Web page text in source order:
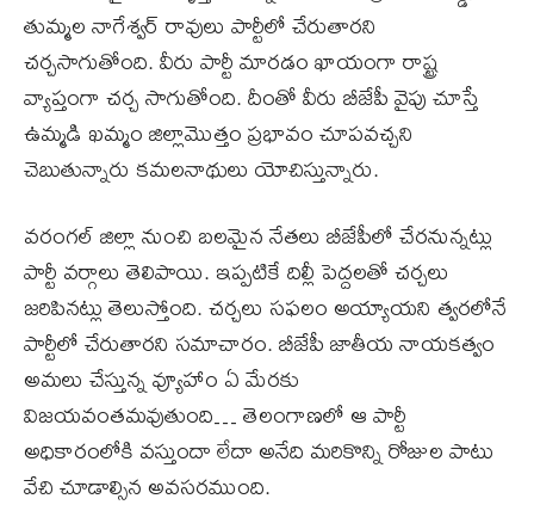
తుమ్మల నాగేశ్వర్ రావులు పార్టీలో చేరుతార‌ని
చ‌ర్చసాగుతోంది. వీరు పార్టీ మార‌డం ఖాయంగా రాష్ట్ర
వ్యాప్తంగా చ‌ర్చ సాగుతోంది. దీంతో వీరు బీజేపీ వైపు చూస్తే
ఉమ్మడి ఖ‌మ్మం జిల్లామొత్తం ప్రభావం చూప‌వ‌చ్చని
చెబుతున్నారు కమలనాథులు యోచిస్తున్నారు.
వ‌రంగ‌ల్ జిల్లా నుంచి బలమైన నేతలు బీజేపీలో చేరనున్నట్లు
పార్టీ వర్గాలు తెలిపాయి. ఇప్పటికే దిల్లీ పెద్దలతో చర్చలు
జరిపినట్లు తెలుస్తోంది. చర్చలు సఫలం అయ్యాయని త్వరలోనే
పార్టీలో చేరుతారని సమాచారం. బీజేపీ జాతీయ నాయ‌క‌త్వం
అమ‌లు చేస్తున్న వ్యూహాం ఏ మేర‌కు
విజయవంతమవుతుంది… తెలంగాణలో ఆ పార్టీ
అధికారంలోకి వస్తుందా లేదా అనేది మరికొన్ని రోజుల పాటు
వేచి చూడాల్సిన అవసరముంది.